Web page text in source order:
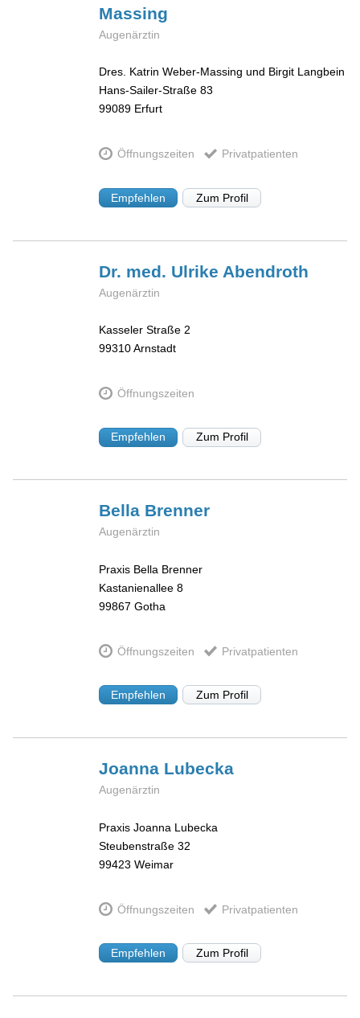
Massing
Augenärztin
Dres. Katrin Weber-Massing und Birgit Langbein
Hans-Sailer-Straße 83
99089 Erfurt
Öffnungszeiten Privatpatienten
Empfehlen Zum Profil
Dr. med. Ulrike Abendroth
Augenärztin
Kasseler Straße 2
99310Arnstadt
Öffnungszeiten
Empfehlen Zum Profil
Bella Brenner
Augenärztin
Praxis Bella Brenner
Kastanienallee 8
99867 Gotha
Öffnungszeiten Privatpatienten
Empfehlen Zum Profil
Joanna Lubecka
Augenärztin
Praxis Joanna Lubecka
Steubenstraße 32
99423 Weimar
Öffnungszeiten Privatpatienten
Empfehlen Zum Profil